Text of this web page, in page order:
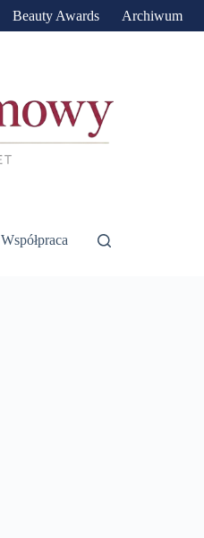
Beauty Awards Archiwum
Współpraca